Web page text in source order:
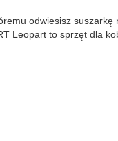
odwiesisz suszarkę
Leopart to sprzęt dla